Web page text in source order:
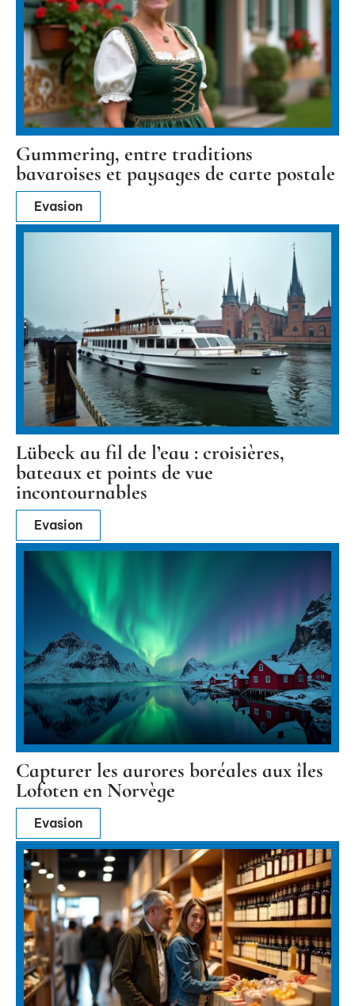
Gummering, entre traditions
bavaroises et paysages de carte postale
Evasion
Lübeck au fil de l’eau : croisières,
bateaux et points de vue
incontournables
Evasion
Capturer les aurores boréales aux îles
Lofoten en Norvège
Evasion